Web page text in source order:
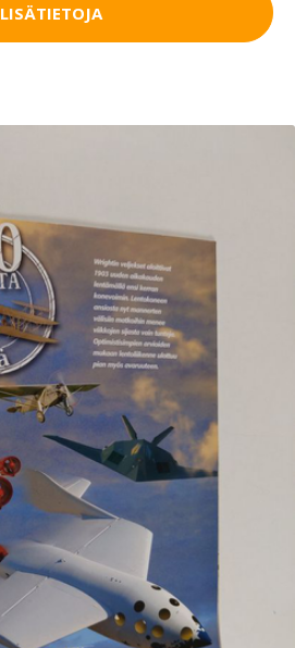
LISÄTIETOJA